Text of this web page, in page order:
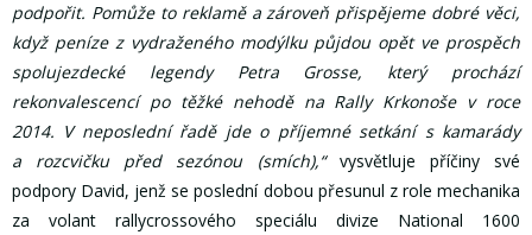
podpořit. Pomůže to reklamě a zároveň přispějeme dobré věci,
když peníze z vydraženého modýlku půjdou opět ve prospěch
spolujezdecké legendy Petra Grosse, který prochází
rekonvalescencí po těžké nehodě na Rally Krkonoše v roce
2014. V neposlední řadě jde o příjemné setkání s kamarády
a rozcvičku před sezónou (smích),“vysvětluje příčiny své
podpory David, jenž se poslední dobou přesunul z role mechanika
za volant rallycrossového speciálu divize National 1600